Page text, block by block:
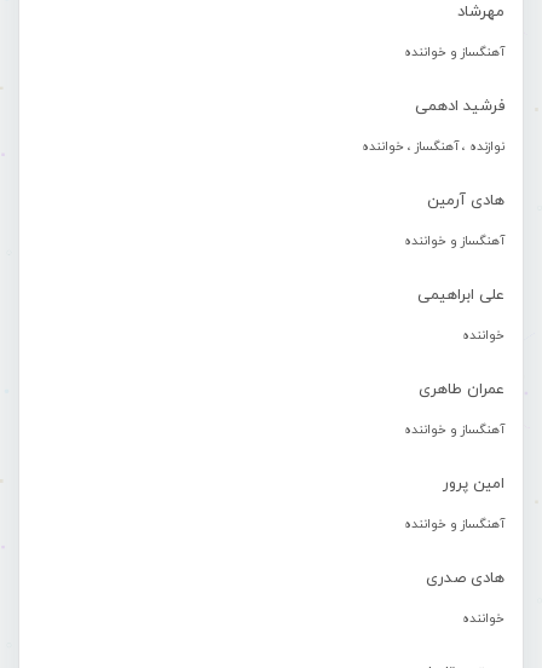
مهرشاد
آهنگساز و خواننده
فرشید ادهمی
نوازنده ، آهنگساز ، خواننده
هادی آرمین
آهنگساز و خواننده
علی ابراهیمی
خواننده
عمران طاهری
آهنگساز و خواننده
امین پرور
آهنگساز و خواننده
هادی صدری
خواننده